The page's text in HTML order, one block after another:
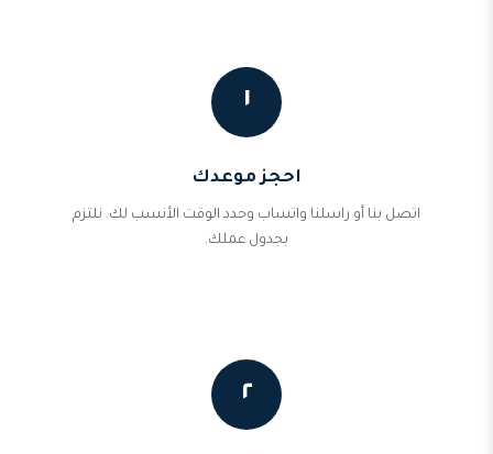
١
احجز موعدك
اتصل بنا أو راسلنا واتساب وحدد الوقت الأنسب لك. نلتزم
بجدول عملك.
٢